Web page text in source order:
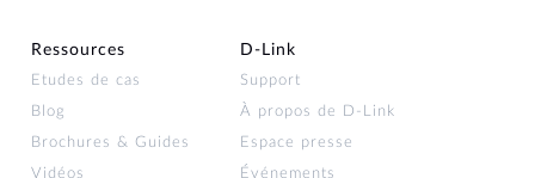
Ressources
Etudes de cas
Blog
Brochures & Guides
Vidéos
D‑Link
Support
À propos de D‑Link
Espace presse
Événements